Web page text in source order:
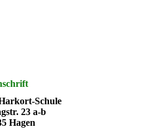
Schule
23 a-b
Hagen